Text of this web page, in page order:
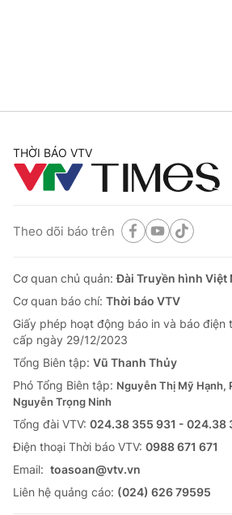
THỜI BÁO VTV
Theo dõi báo trên
Cơ quan chủ quản:Đài Truyền hình Việt
Cơ quan báo chí: Thời báo VTV
Giấy phép hoạt động báo in và báo điện
cấp ngày 29/12/2023
Tổng Biên tập: Vũ Thanh Thủy
Phó Tổng Biên tập: Nguyễn Thị Mỹ Hạnh,
Nguyễn Trọng Ninh
Tổng đài VTV: 024.38 355 931 - 024.38
Ðiện thoại Thời báo VTV: 0988 671 671
Email: toasoan@vtv.vn
Liên hệ quảng cáo: (024) 626 79595